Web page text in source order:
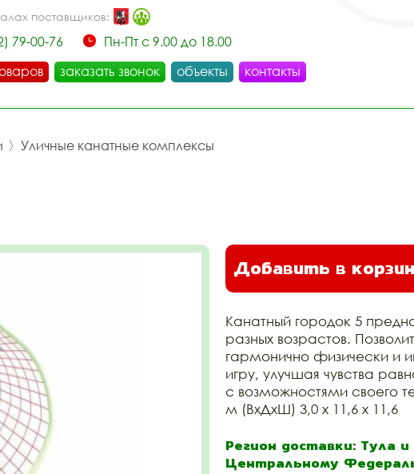
поставщиков:
79-00-76
Пн-Пт с 9.00 до 18.00
заказать звонок объекты контакты
〉 Уличные канатные комплексы
Добавить в
Канатный городок 5
разных возрастов.
гармонично физически и
игру, улучшая чувства
с возможностями своего
м (ВхДхШ) 3,0 х 11,6 х 11,6
Регион доставки: Тула
Центральному